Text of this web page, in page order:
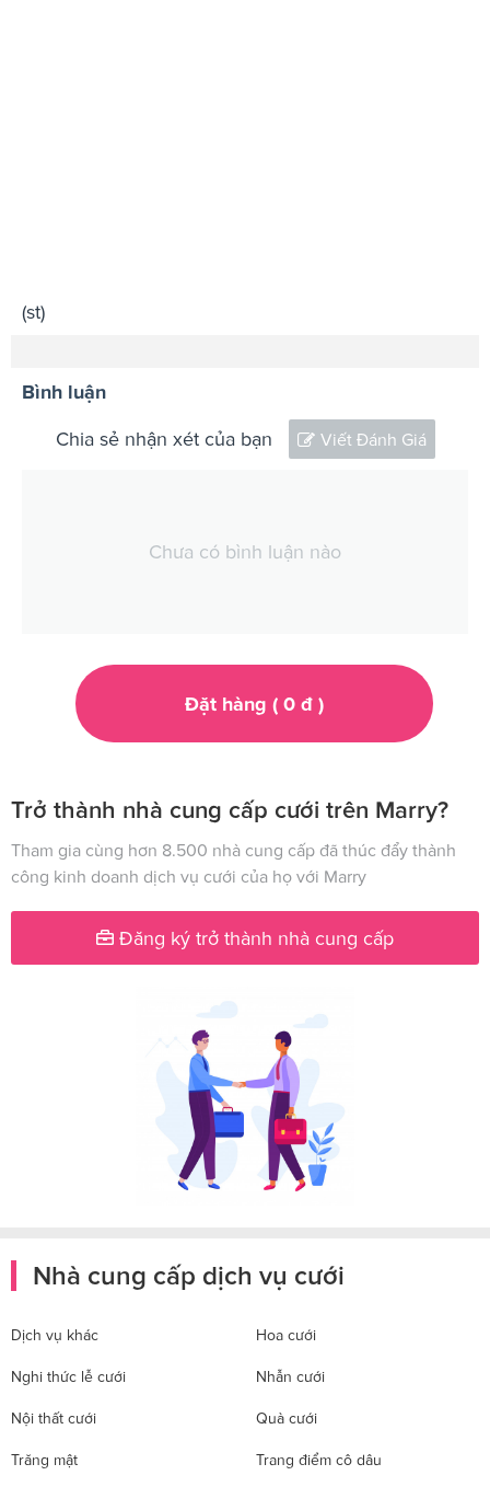
(st)
Bình luận
Chia sẻ nhận xét của bạn Viết Đánh Giá
Chưa có bình luận nào
Đặt hàng ( 0đ )
Trở thành nhà cung cấp cưới trên Marry?
Tham gia cùng hơn 8.500 nhà cung cấp đã thúc đẩy thành
công kinh doanh dịch vụ cưới của họ với Marry
Đăng ký trở thành nhà cung cấp
Nhà cung cấp dịch vụ cưới
Dịch vụ khác Hoa cưới
Nghi thức lễ cưới Nhẫn cưới
Nội thất cưới Quà cưới
Trăng mật Trang điểm cô dâu